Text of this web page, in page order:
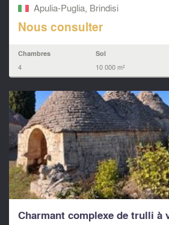
Apulia-Puglia, Brindisi
Nous consulter
Chambres
4
Sol
10 000 m²
Charmant complexe de trulli à